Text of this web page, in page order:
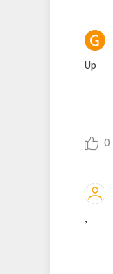
Up
0
,